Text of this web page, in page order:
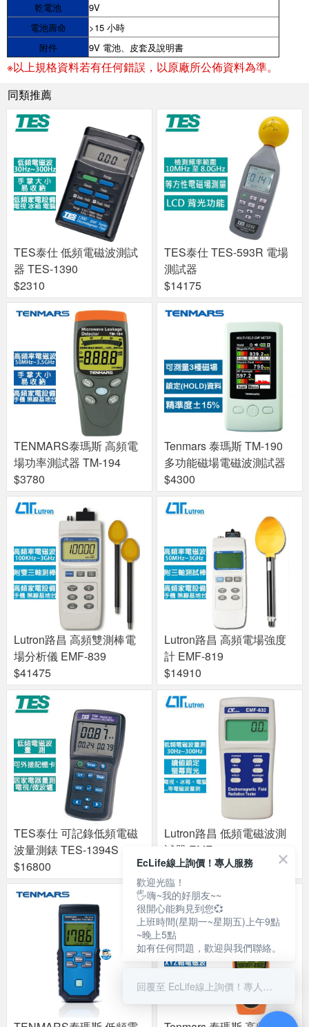
乾電池
9V
電池壽命
>15 小時
附件
9V 電池、皮套及說明書
※以上規格資料若有任何錯誤，以原廠所公佈資料為準。
同類推薦
TES泰仕 低頻電磁波測試
器 TES-1390
$2310
TES泰仕 TES-593R 電場
測試器
$14175
TENMARS泰瑪斯 高頻電
場功率測試器 TM-194
$3780
Tenmars 泰瑪斯 TM-190
多功能磁場電磁波測試器
$4300
Lutron路昌 高頻雙測棒電
場分析儀 EMF-839
$41475
Lutron路昌 高頻電場強度
計 EMF-819
$14910
TES泰仕 可記錄低頻電磁
波量測錶 TES-1394S
$16800
Lutron路昌 低頻電磁波測
試器 EMF-832
$4830
EcLife線上詢價！專人服務
歡迎光臨！
🖐嗨~我的好朋友~~
很開心能夠見到您💞
上班時間(星期一~星期五)上午9點
~晚上5點
如有任何問題，歡迎與我們聯絡。
回覆至 EcLife線上詢價！專人服務